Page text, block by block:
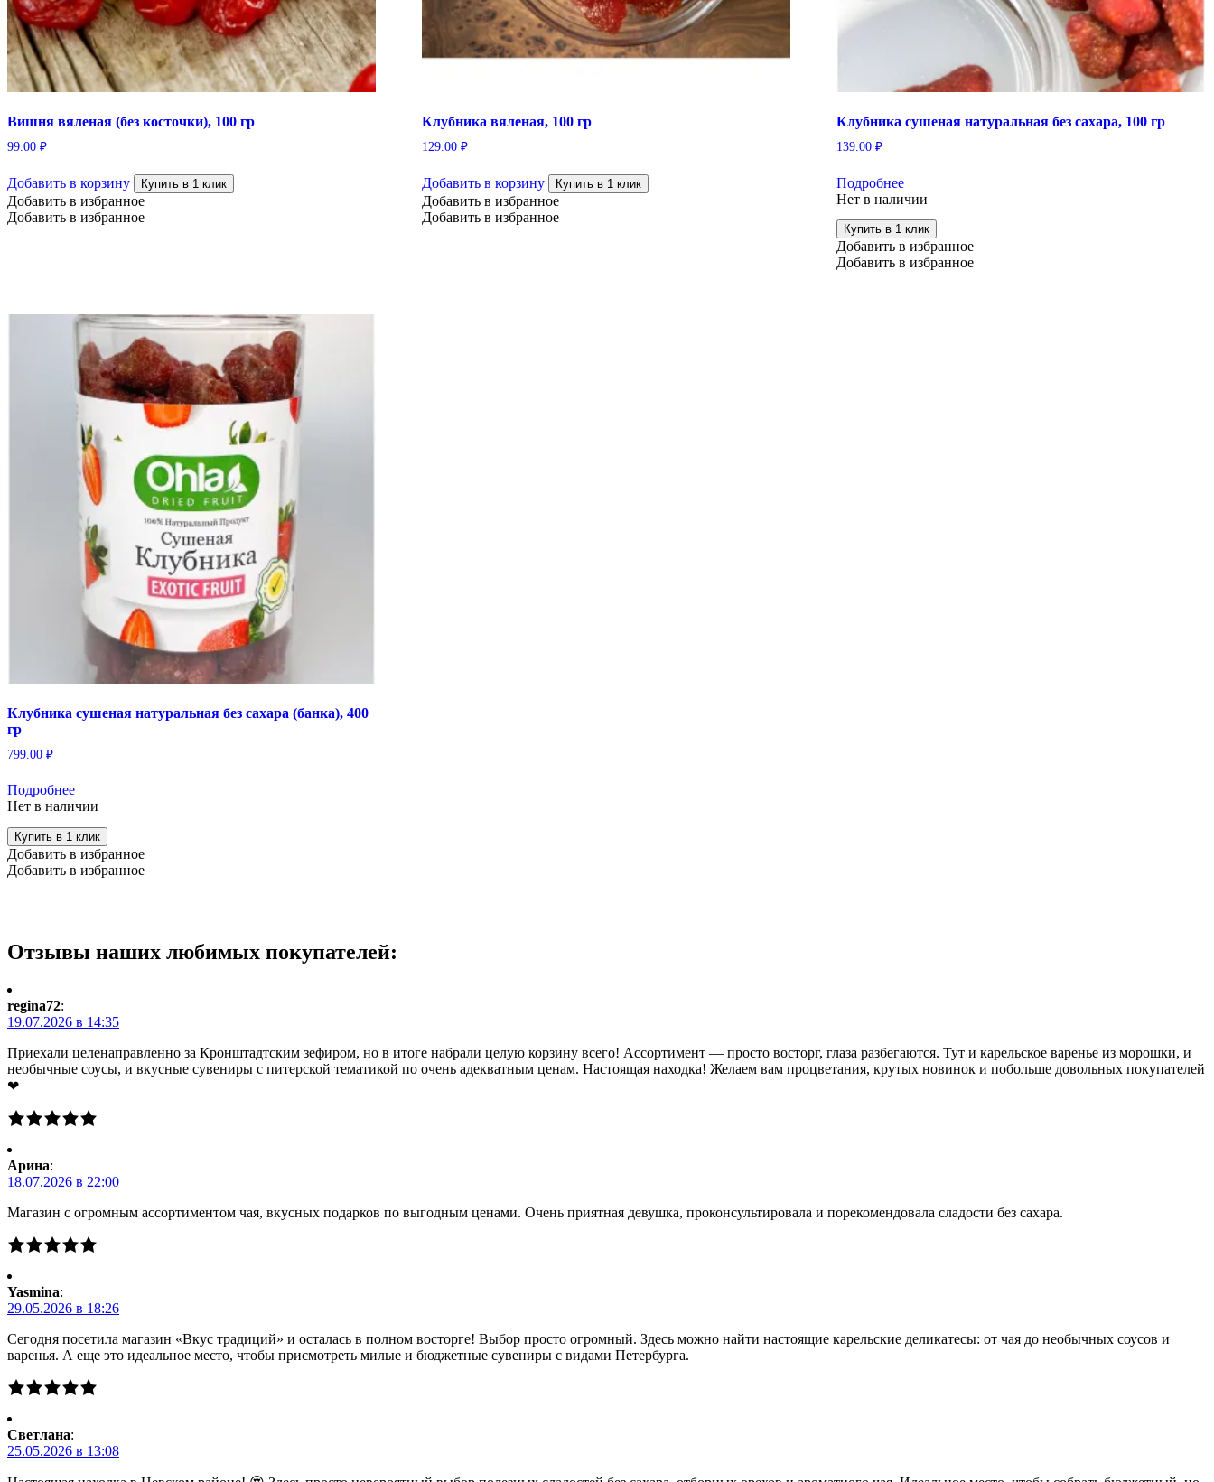
Вишня вяленая (без косточки), 100 гр
99.00 ₽
Добавить в корзину Купить в 1 клик
Добавить в избранное
Добавить в избранное
Клубника вяленая, 100 гр
129.00 ₽
Добавить в корзину Купить в 1 клик
Добавить в избранное
Добавить в избранное
Клубника сушеная натуральная без сахара, 100 гр
139.00 ₽
Подробнее
Нет в наличии
Купить в 1 клик
Добавить в избранное
Добавить в избранное
Клубника сушеная натуральная без сахара (банка), 400
гр
799.00 ₽
Подробнее
Нет в наличии
Купить в 1 клик
Добавить в избранное
Добавить в избранное
Отзывы наших любимых покупателей:
regina72:
19.07.2026 в 14:35
Приехали целенаправленно за Кронштадтским зефиром, но в итоге набрали целую корзину всего! Ассортимент — просто восторг, глаза разбегаются. Тут и карельское варенье из морошки, и
необычные соусы, и вкусные сувениры с питерской тематикой по очень адекватным ценам. Настоящая находка! Желаем вам процветания, крутых новинок и побольше довольных покупателей
❤
Арина:
18.07.2026 в 22:00
Магазин с огромным ассортиментом чая, вкусных подарков по выгодным ценами. Очень приятная девушка, проконсультировала и порекомендовала сладости без сахара.
Yasmina:
29.05.2026 в 18:26
Сегодня посетила магазин «Вкус традиций» и осталась в полном восторге! Выбор просто огромный. Здесь можно найти настоящие карельские деликатесы: от чая до необычных соусов и
варенья. А еще это идеальное место, чтобы присмотреть милые и бюджетные сувениры с видами Петербурга.
Светлана:
25.05.2026 в 13:08